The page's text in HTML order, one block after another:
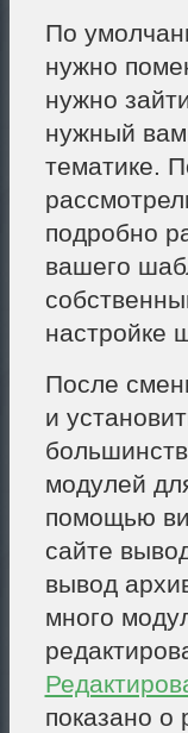
По
нужно
нужно
нужный
тематике.
подробно
вашего
настройке
После
и
модулей
помощью
сайте
вывод
много
показано о